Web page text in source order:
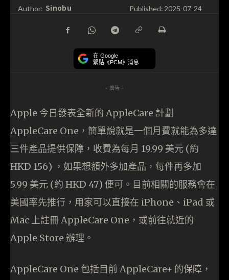
Author: Sinobu Published: 2025-07-24
在 Google
緊貼《PCM》消息
- 廣告 -
Apple 今日發表全新的 AppleCare 計劃
AppleCare One，簡單說就是一個月費就能為多達
三件產品提供保障，收費為每月 19.99 美元 (約
HKD 156) ，如果想額外多加產品，每件再多加
5.99 美元 (約 HKD 47) 便可。目前相關的服務會在
美國率先推行，用家可以直接在 iPhone、iPad 或
Mac 上註冊 AppleCare One，或前往就近的
Apple Store 辦理。
AppleCare One 包括目前 AppleCare+ 的保障，